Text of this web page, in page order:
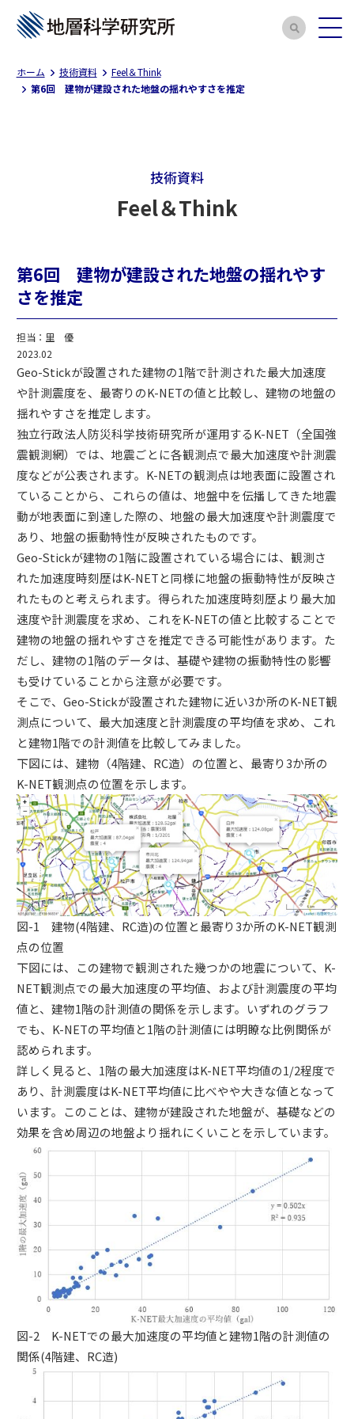
ホーム 技術資料
Feel＆Think
第6回 建物が建設された地盤の揺れやすさを推定
技術資料
Feel＆Think
第6回 建物が建設された地盤の揺れやす
さを推定
担当：里 優
2023.02
Geo-Stickが設置された建物の1階で計測された最大加速度
や計測震度を、最寄りのK-NETの値と比較し、建物の地盤の
揺れやすさを推定します。
独立行政法人防災科学技術研究所が運用するK-NET（全国強
震観測網）では、地震ごとに各観測点で最大加速度や計測震
度などが公表されます。K-NETの観測点は地表面に設置され
ていることから、これらの値は、地盤中を伝播してきた地震
動が地表面に到達した際の、地盤の最大加速度や計測震度で
あり、地盤の振動特性が反映されたものです。
Geo-Stickが建物の1階に設置されている場合には、観測さ
れた加速度時刻歴はK-NETと同様に地盤の振動特性が反映さ
れたものと考えられます。得られた加速度時刻歴より最大加
速度や計測震度を求め、これをK-NETの値と比較することで
建物の地盤の揺れやすさを推定できる可能性があります。た
だし、建物の1階のデータは、基礎や建物の振動特性の影響
も受けていることから注意が必要です。
そこで、Geo-Stickが設置された建物に近い3か所のK-NET観
測点について、最大加速度と計測震度の平均値を求め、これ
と建物1階での計測値を比較してみました。
下図には、建物（4階建、RC造）の位置と、最寄り3か所の
K-NET観測点の位置を示します。
図-1 建物(4階建、RC造)の位置と最寄り3か所のK-NET観測
点の位置
下図には、この建物で観測された幾つかの地震について、K-
NET観測点での最大加速度の平均値、および計測震度の平均
値と、建物1階の計測値の関係を示します。いずれのグラフ
でも、K-NETの平均値と1階の計測値には明瞭な比例関係が
認められます。
詳しく見ると、1階の最大加速度はK-NET平均値の1/2程度で
あり、計測震度はK-NET平均値に比べやや大きな値となって
います。このことは、建物が建設された地盤が、基礎などの
効果を含め周辺の地盤より揺れにくいことを示しています。
図-2 K-NETでの最大加速度の平均値と建物1階の計測値の
関係(4階建、RC造)